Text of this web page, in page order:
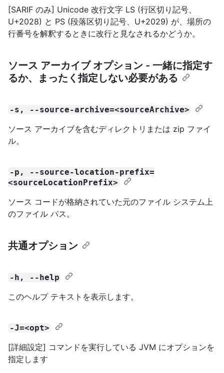
[SARIF のみ] Unicode 改行文字 LS (行区切り記号、
U+2028) と PS (段落区切り記号、U+2029) が、場所の
行番号を解釈するときに改行と見なされるかどうか。
ソース アーカイブ オプション - 一緒に指定す
るか、まったく指定しない必要がある
-s, --source-archive=<sourceArchive>
ソース アーカイブを含むディレクトリまたは zip ファイ
ル。
-p, --source-location-prefix=
<sourceLocationPrefix>
ソース コードが格納されていた元のファイル システム上
のファイル パス。
共通オプション
-h, --help
このヘルプ テキストを表示します。
-J=<opt>
[詳細設定] コマンドを実行している JVM にオプションを
指定します